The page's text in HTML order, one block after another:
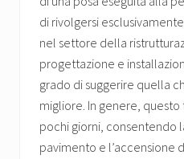
di rivolgersi
nel settore della
progettazione e
grado di suggerire quella
migliore. In genere,
pochi giorni, consentendo
pavimento e l’accensione